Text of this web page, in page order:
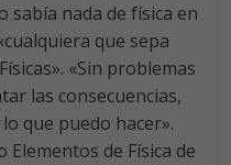
sabía nada de física en
que sepa
«Sin problemas
las consecuencias,
que puedo hacer».
de Física de